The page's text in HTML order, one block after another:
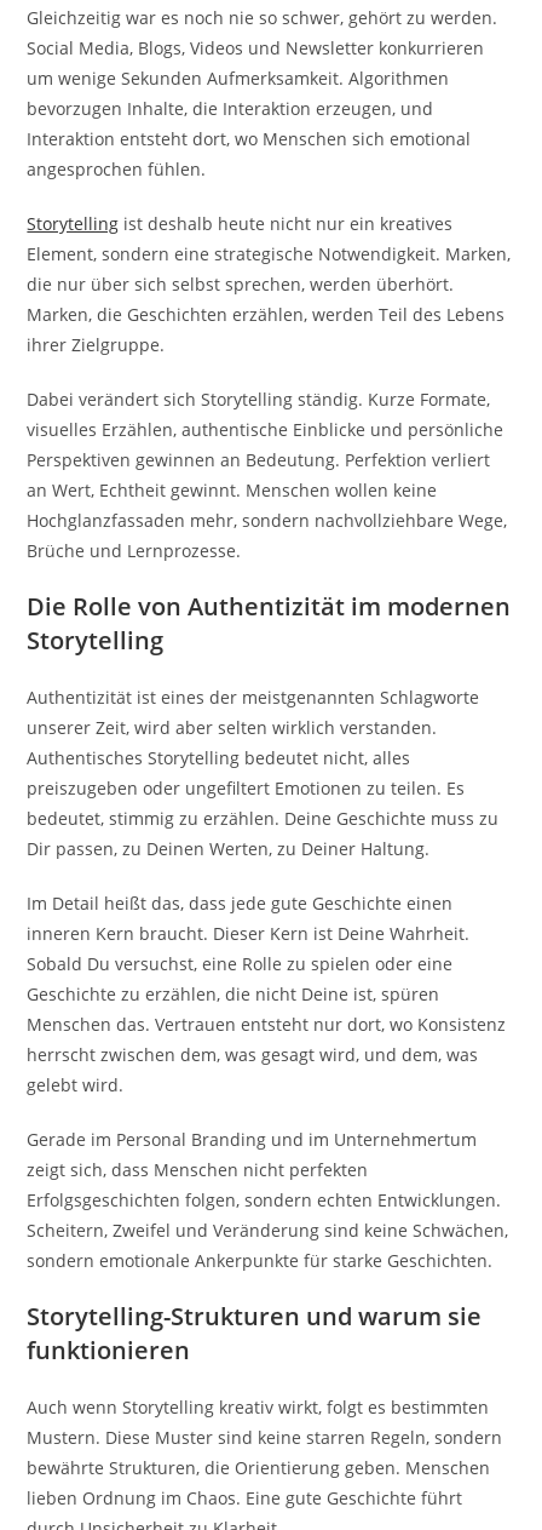
Gleichzeitig war es noch nie so schwer, gehört zu werden.
Social Media, Blogs, Videos und Newsletter konkurrieren
um wenige Sekunden Aufmerksamkeit. Algorithmen
bevorzugen Inhalte, die Interaktion erzeugen, und
Interaktion entsteht dort, wo Menschen sich emotional
angesprochen fühlen.
Storytelling ist deshalb heute nicht nur ein kreatives
Element, sondern eine strategische Notwendigkeit. Marken,
die nur über sich selbst sprechen, werden überhört.
Marken, die Geschichten erzählen, werden Teil des Lebens
ihrer Zielgruppe.
Dabei verändert sich Storytelling ständig. Kurze Formate,
visuelles Erzählen, authentische Einblicke und persönliche
Perspektiven gewinnen an Bedeutung. Perfektion verliert
an Wert, Echtheit gewinnt. Menschen wollen keine
Hochglanzfassaden mehr, sondern nachvollziehbare Wege,
Brüche und Lernprozesse.
Die Rolle von Authentizität im modernen
Storytelling
Authentizität ist eines der meistgenannten Schlagworte
unserer Zeit, wird aber selten wirklich verstanden.
Authentisches Storytelling bedeutet nicht, alles
preiszugeben oder ungefiltert Emotionen zu teilen. Es
bedeutet, stimmig zu erzählen. Deine Geschichte muss zu
Dir passen, zu Deinen Werten, zu Deiner Haltung.
Im Detail heißt das, dass jede gute Geschichte einen
inneren Kern braucht. Dieser Kern ist Deine Wahrheit.
Sobald Du versuchst, eine Rolle zu spielen oder eine
Geschichte zu erzählen, die nicht Deine ist, spüren
Menschen das. Vertrauen entsteht nur dort, wo Konsistenz
herrscht zwischen dem, was gesagt wird, und dem, was
gelebt wird.
Gerade im Personal Branding und im Unternehmertum
zeigt sich, dass Menschen nicht perfekten
Erfolgsgeschichten folgen, sondern echten Entwicklungen.
Scheitern, Zweifel und Veränderung sind keine Schwächen,
sondern emotionale Ankerpunkte für starke Geschichten.
Storytelling-Strukturen und warum sie
funktionieren
Auch wenn Storytelling kreativ wirkt, folgt es bestimmten
Mustern. Diese Muster sind keine starren Regeln, sondern
bewährte Strukturen, die Orientierung geben. Menschen
lieben Ordnung im Chaos. Eine gute Geschichte führt